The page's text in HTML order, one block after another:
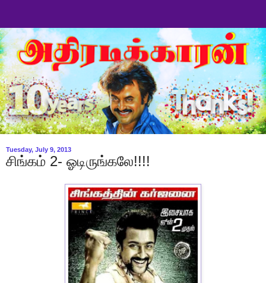
Tuesday, July 9, 2013
சிங்கம் 2- ஓடிருங்கலே!!!!